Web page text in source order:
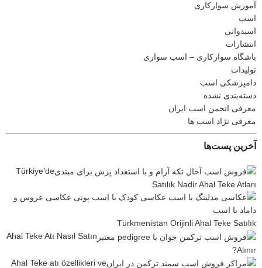
آموزش سوارکاری
اسب
اسبدوانی
انتشارات
باشگاه سوارکاری – اسب سواری
تولیدات
دامپزشکی اسب
دسته‌بندی نشده
معرفی انجمن اسب ایران
معرفی نژاد اسب ها
آخرین پست‌ها
Türkiye’de
Satılık Nadir Ahal Teke Atları
Türkmenistan Orijinli Ahal Teke Satılık
Ahal Teke Atı Nasıl Satın
Alınır?
Ahal Teke atı özellikleri ve